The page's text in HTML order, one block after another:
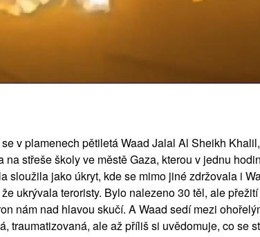
v plamenech pětiletá Waad Jalal Al Sheikh
na střeše školy ve městě Gaza, kterou v jednu
sloužila jako úkryt, kde se mimo jiné zdržovala i
ukrývala teroristy. Bylo nalezeno 30 těl, ale
nám nad hlavou skučí. A Waad sedí mezi
traumatizovaná, ale až příliš si uvědomuje, co se